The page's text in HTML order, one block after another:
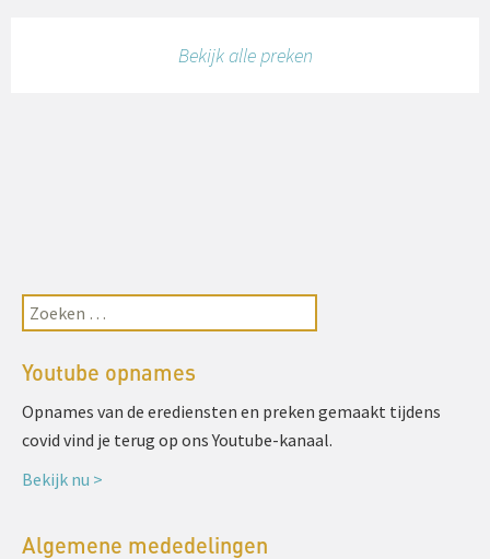
Bekijk alle preken
Youtube opnames
Opnames van de erediensten en preken gemaakt tijdens
covid vind je terug op ons Youtube-kanaal.
Bekijk nu >
Algemene mededelingen